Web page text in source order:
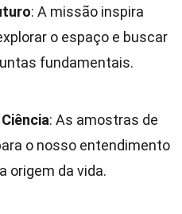
: A missão inspira
o espaço e buscar
fundamentais.
: As amostras de
o nosso entendimento
origem da vida.